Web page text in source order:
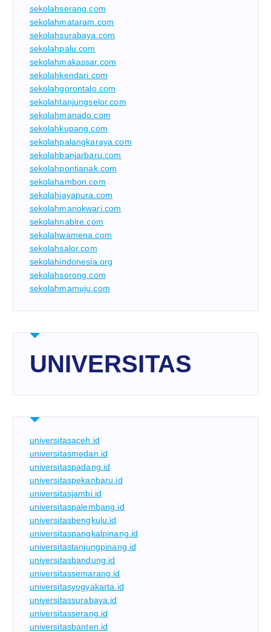
sekolahserang.com
sekolahmataram.com
sekolahsurabaya.com
sekolahpalu.com
sekolahmakassar.com
sekolahkendari.com
sekolahgorontalo.com
sekolahtanjungselor.com
sekolahmanado.com
sekolahkupang.com
sekolahpalangkaraya.com
sekolahbanjarbaru.com
sekolahpontianak.com
sekolahambon.com
sekolahjayapura.com
sekolahmanokwari.com
sekolahnabire.com
sekolahwamena.com
sekolahsalor.com
sekolahindonesia.org
sekolahsorong.com
sekolahmamuju.com
UNIVERSITAS
universitasaceh.id
universitasmedan.id
universitaspadang.id
universitaspekanbaru.id
universitasjambi.id
universitaspalembang.id
universitasbengkulu.id
universitaspangkalpinang.id
universitastanjungpinang.id
universitasbandung.id
universitassemarang.id
universitasyogyakarta.id
universitassurabaya.id
universitasserang.id
universitasbanten.id